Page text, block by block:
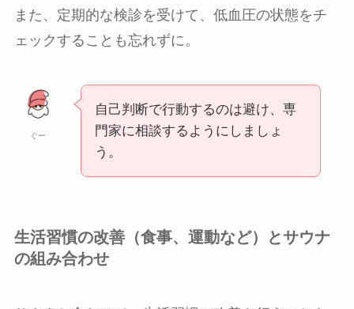
また、定期的な検診を受けて、低血圧の状態をチ
ェックすることも忘れずに。
ぐー
自己判断で行動するのは避け、専
門家に相談するようにしましょ
う。
生活習慣の改善（食事、運動など）とサウナ
の組み合わせ